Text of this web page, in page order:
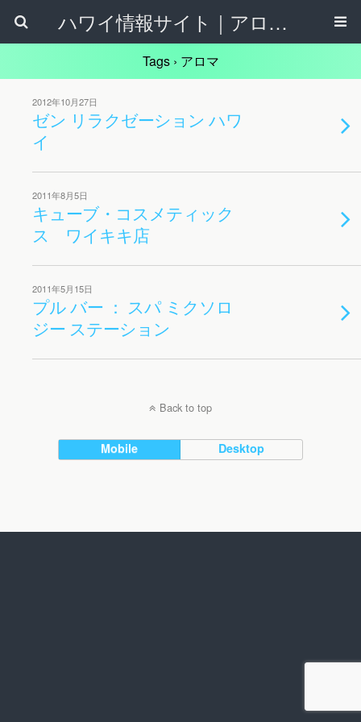
ハワイ情報サイト｜アロハタウンネット
Tags › アロマ
2012年10月27日
ゼン リラクゼーション ハワ
イ
2011年8月5日
キューブ・コスメティック
ス ワイキキ店
2011年5月15日
プル バー ： スパ ミクソロ
ジー ステーション
Back to top
Mobile Desktop